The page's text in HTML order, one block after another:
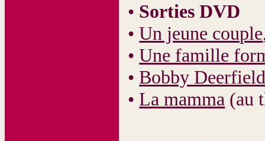
• Sorties DVD
•Un jeune couple
•Une famille
• Bobby
• La mamma (au